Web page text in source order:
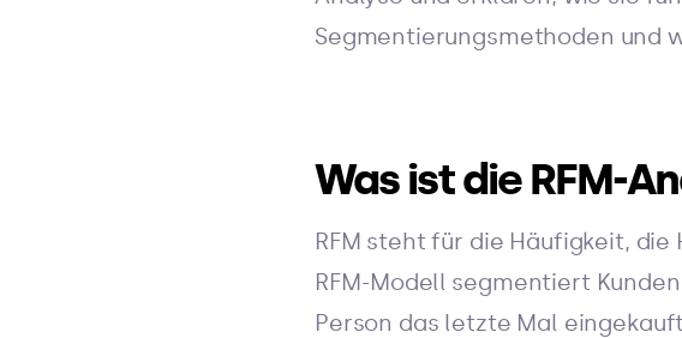
Segmentierungsmethoden und
Was ist die RFM-
RFM steht für die Häufigkeit,
RFM-Modell segmentiert
Person das letzte Mal